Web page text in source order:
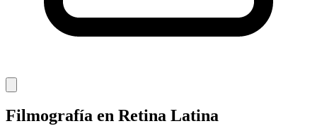
Filmografía en Retina Latina